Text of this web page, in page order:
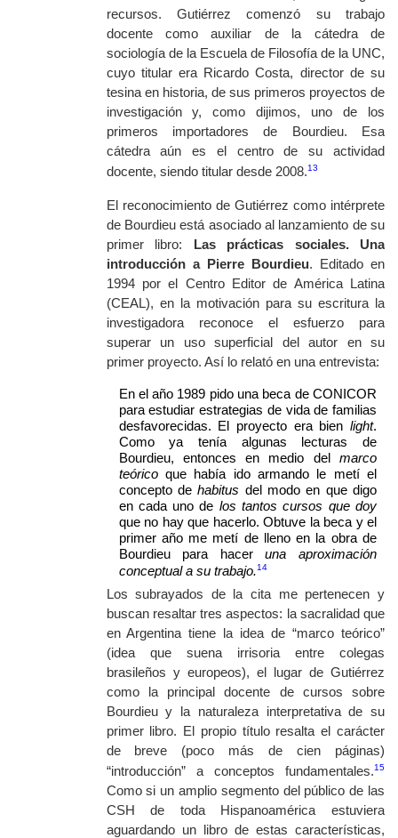
recursos. Gutiérrez comenzó su trabajo
docente como auxiliar de la cátedra de
sociología de la Escuela de Filosofía de la UNC,
cuyo titular era Ricardo Costa, director de su
tesina en historia, de sus primeros proyectos de
investigación y, como dijimos, uno de los
primeros importadores de Bourdieu. Esa
cátedra aún es el centro de su actividad
docente, siendo titular desde 2008.13
El reconocimiento de Gutiérrez como intérprete
de Bourdieu está asociado al lanzamiento de su
primer libro: Las prácticas sociales. Una
introducción a Pierre Bourdieu. Editado en
1994 por el Centro Editor de América Latina
(CEAL), en la motivación para su escritura la
investigadora reconoce el esfuerzo para
superar un uso superficial del autor en su
primer proyecto. Así lo relató en una entrevista:
En el año 1989 pido una beca de CONICOR
para estudiar estrategias de vida de familias
desfavorecidas. El proyecto era bien light.
Como ya tenía algunas lecturas de
Bourdieu, entonces en medio del marco
teóricoque había ido armando le metí el
concepto dehabitus del modo en que digo
en cada uno de los tantos cursos que doy
que no hay que hacerlo. Obtuve la beca y el
primer año me metí de lleno en la obra de
Bourdieu para haceruna aproximación
conceptual a su trabajo.14
Los subrayados de la cita me pertenecen y
buscan resaltar tres aspectos: la sacralidad que
en Argentina tiene la idea de “marco teórico”
(idea que suena irrisoria entre colegas
brasileños y europeos), el lugar de Gutiérrez
como la principal docente de cursos sobre
Bourdieu y la naturaleza interpretativa de su
primer libro. El propio título resalta el carácter
de breve (poco más de cien páginas)
“introducción” a conceptos fundamentales.15
Como si un amplio segmento del público de las
CSH de toda Hispanoamérica estuviera
aguardando un libro de estas características,